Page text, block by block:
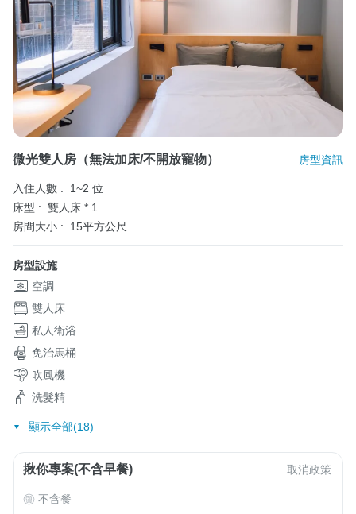
微光雙人房（無法加床/不開放寵物） 房型資訊
入住人數 :
1~2 位
床型 : 雙人床 * 1
房間大小 :
15平方公尺
房型設施
空調
雙人床
私人衛浴
免治馬桶
吹風機
洗髮精
顯示全部(18)
揪你專案(不含早餐) 取消政策
不含餐